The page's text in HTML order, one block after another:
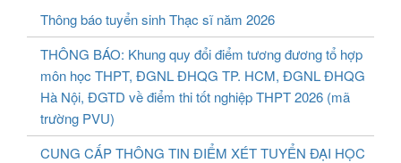
Thông báo tuyển sinh Thạc sĩ năm 2026
THÔNG BÁO: Khung quy đổi điểm tương đương tổ hợp
môn học THPT, ĐGNL ĐHQG TP. HCM, ĐGNL ĐHQG
Hà Nội, ĐGTD về điểm thi tốt nghiệp THPT 2026 (mã
trường PVU)
CUNG CẤP THÔNG TIN ĐIỂM XÉT TUYỂN ĐẠI HỌC